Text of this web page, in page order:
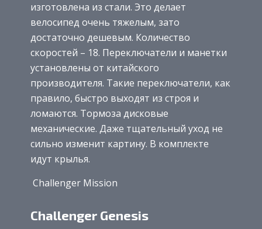
изготовлена из стали. Это делает
велосипед очень тяжелым, зато
достаточно дешевым. Количество
скоростей – 18. Переключатели и манетки
установлены от китайского
производителя. Такие переключатели, как
правило, быстро выходят из строя и
ломаются. Тормоза дисковые
механические. Даже тщательный уход не
сильно изменит картину. В комплекте
идут крылья.
Challenger Mission
Challenger Genesis